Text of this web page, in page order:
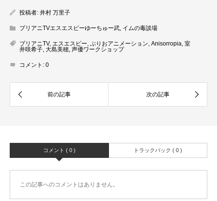
投稿者: 井村 万里子
ブリアニTVエスエスピーゆーちゅー武, イムの毒談場
ブリアニTV, エスエスピー, ぶりおアニメーション, Anisorropia, 室
井咲希子, 大島美穂, 声優ワークショップ
コメント: 0
コメント ( 0 ) トラックバック ( 0 )
この記事へのコメントはありません。